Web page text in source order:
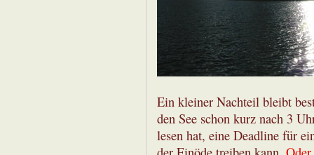
Ein kleiner Nachteil bleibt
den See schon kurz nach 3
lesen hat, eine Deadline für